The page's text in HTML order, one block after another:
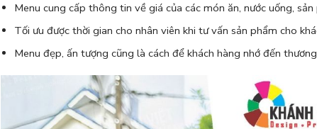
Menu cung cấp thông tin về giá của các món ăn, nước uống,
Tối ưu được thời gian cho nhân viên khi tư vấn sản phẩm cho
Menu đẹp, ấn tượng cũng là cách để khách hàng nhớ đến